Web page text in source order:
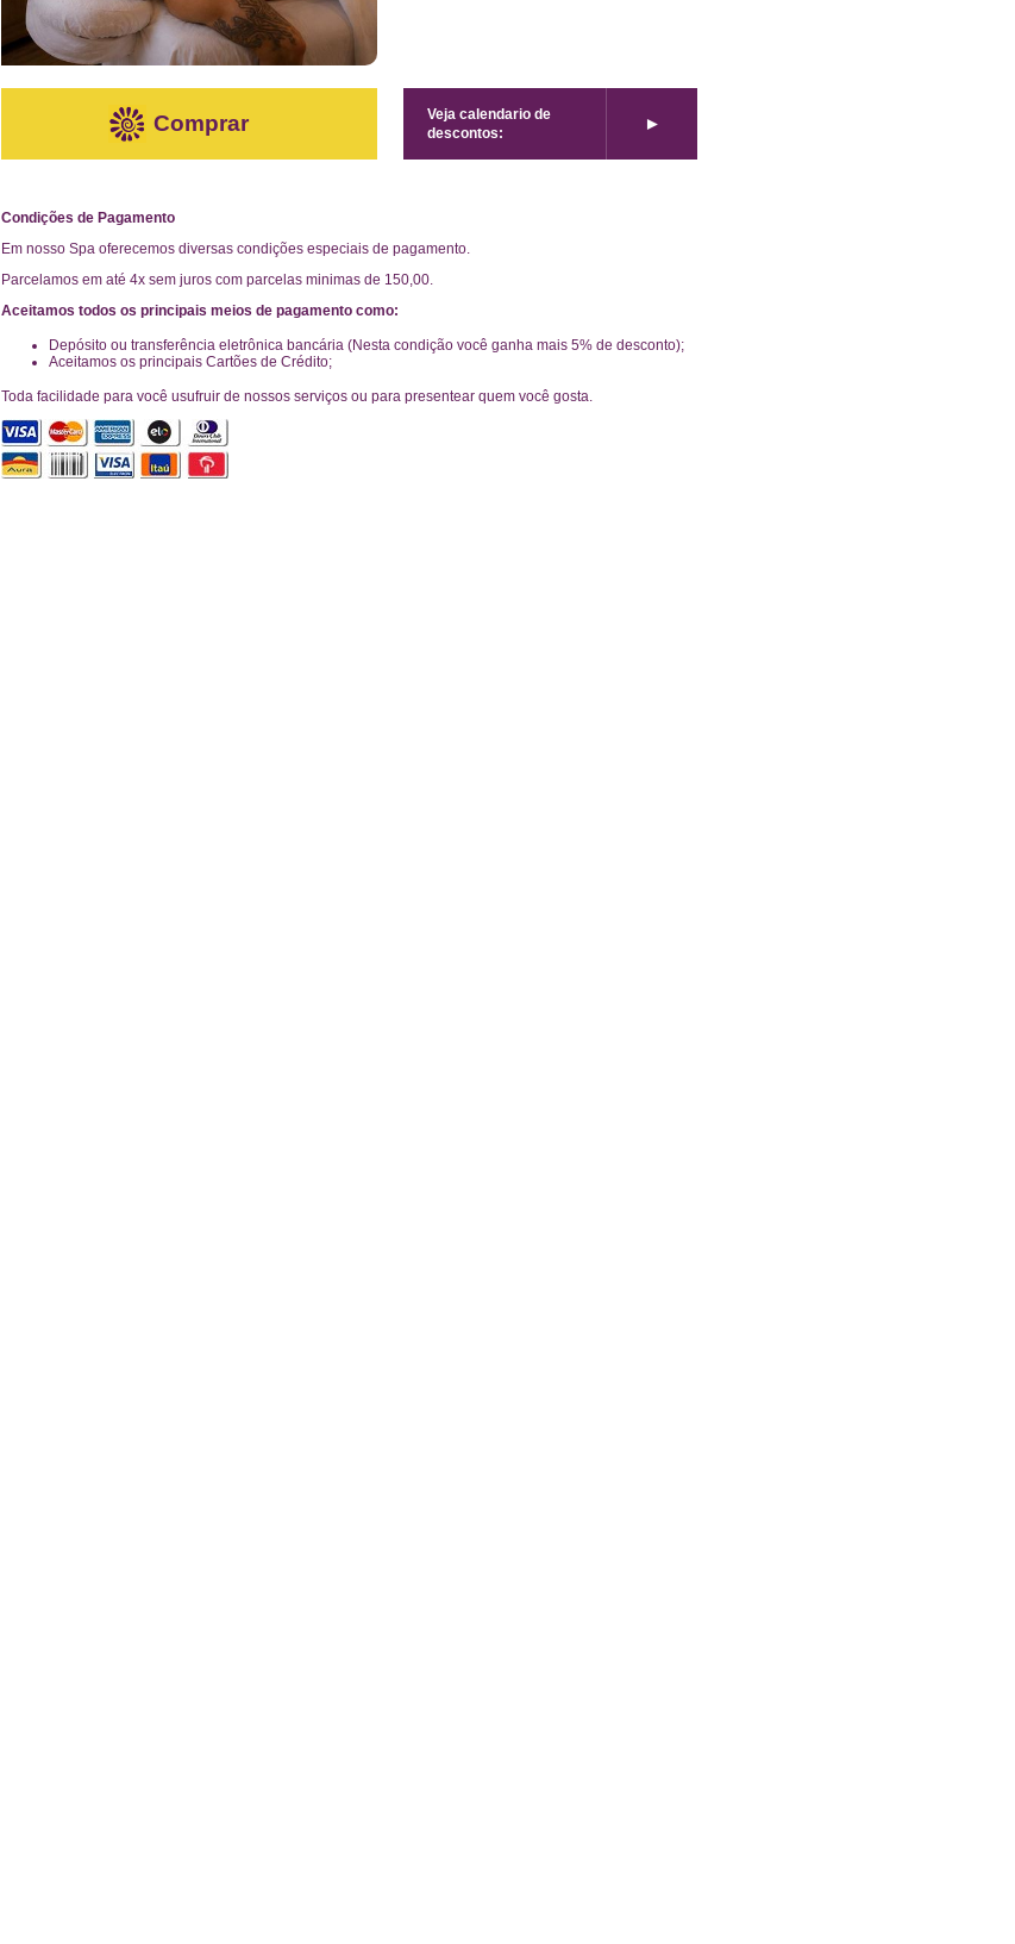
Comprar
Veja calendario de
descontos:
►
Condições de Pagamento
Em nosso Spa oferecemos diversas condições especiais de pagamento.
Parcelamos em até 4x sem juros com parcelas minimas de 150,00.
Aceitamos todos os principais meios de pagamento como:
Depósito ou transferência eletrônica bancária (Nesta condição você ganha mais 5% de desconto);
Aceitamos os principais Cartões de Crédito;
Toda facilidade para você usufruir de nossos serviços ou para presentear quem você gosta.